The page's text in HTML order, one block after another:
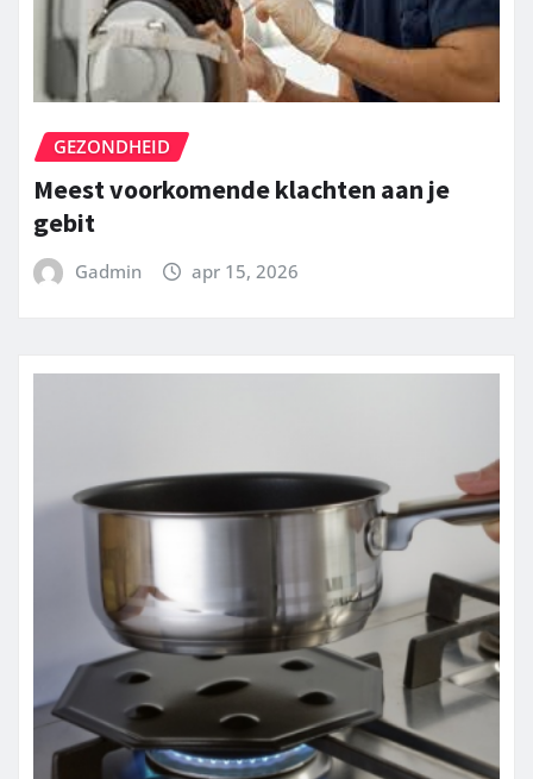
GEZONDHEID
Meest voorkomende klachten aan je
gebit
Gadmin apr 15, 2026